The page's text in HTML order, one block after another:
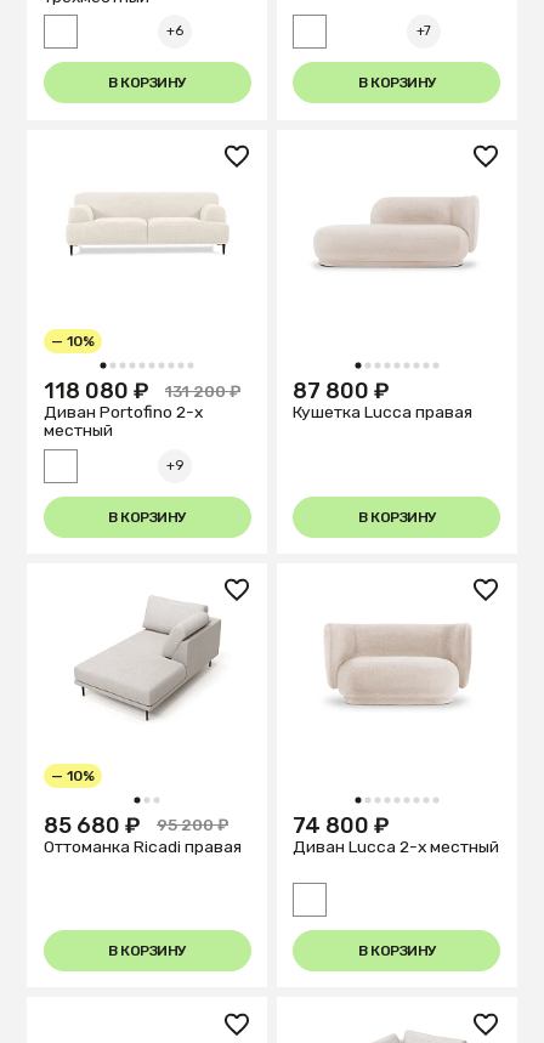
+6
В КОРЗИНУ
+7
В КОРЗИНУ
1 2 3 4 5 6 7 8 9 10
— 10%
118 080 ₽
131 200 ₽
Диван Portofino 2-х
местный
+9
В КОРЗИНУ
1 2 3 4 5 6 7 8 9
87 800 ₽
Кушетка Lucca правая
В КОРЗИНУ
1 2 3
— 10%
85 680 ₽
95 200 ₽
Оттоманка Ricadi правая
В КОРЗИНУ
1 2 3 4 5 6 7 8 9
74 800 ₽
Диван Lucca 2-х местный
В КОРЗИНУ